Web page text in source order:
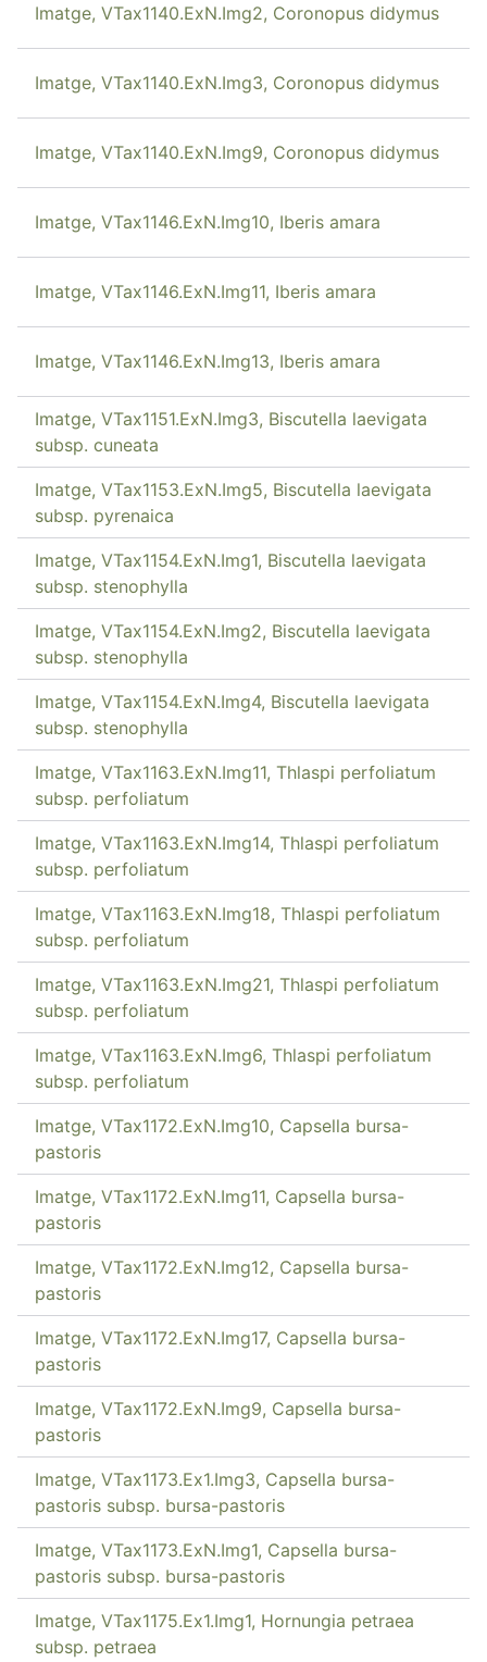
Imatge, VTax1140.ExN.Img2, Coronopus didymus
Imatge, VTax1140.ExN.Img3, Coronopus didymus
Imatge, VTax1140.ExN.Img9, Coronopus didymus
Imatge, VTax1146.ExN.Img10, Iberis amara
Imatge, VTax1146.ExN.Img11, Iberis amara
Imatge, VTax1146.ExN.Img13, Iberis amara
Imatge, VTax1151.ExN.Img3, Biscutella laevigata
subsp. cuneata
Imatge, VTax1153.ExN.Img5, Biscutella laevigata
subsp. pyrenaica
Imatge, VTax1154.ExN.Img1, Biscutella laevigata
subsp. stenophylla
Imatge, VTax1154.ExN.Img2, Biscutella laevigata
subsp. stenophylla
Imatge, VTax1154.ExN.Img4, Biscutella laevigata
subsp. stenophylla
Imatge, VTax1163.ExN.Img11, Thlaspi perfoliatum
subsp. perfoliatum
Imatge, VTax1163.ExN.Img14, Thlaspi perfoliatum
subsp. perfoliatum
Imatge, VTax1163.ExN.Img18, Thlaspi perfoliatum
subsp. perfoliatum
Imatge, VTax1163.ExN.Img21, Thlaspi perfoliatum
subsp. perfoliatum
Imatge, VTax1163.ExN.Img6, Thlaspi perfoliatum
subsp. perfoliatum
Imatge, VTax1172.ExN.Img10, Capsella bursa-
pastoris
Imatge, VTax1172.ExN.Img11, Capsella bursa-
pastoris
Imatge, VTax1172.ExN.Img12, Capsella bursa-
pastoris
Imatge, VTax1172.ExN.Img17, Capsella bursa-
pastoris
Imatge, VTax1172.ExN.Img9, Capsella bursa-
pastoris
Imatge, VTax1173.Ex1.Img3, Capsella bursa-
pastoris subsp. bursa-pastoris
Imatge, VTax1173.ExN.Img1, Capsella bursa-
pastoris subsp. bursa-pastoris
Imatge, VTax1175.Ex1.Img1, Hornungia petraea
subsp. petraea